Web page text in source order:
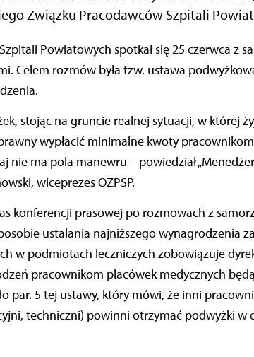
Związku Pracodawców Szpitali
Celem rozmów była tzw. ustawa
stojąc na gruncie realnej sytuacji, w której
wypłacić minimalne kwoty pracownikom
nie ma pola manewru – powiedział
wiceprezes OZPSP.
konferencji prasowej po rozmowach z
ustalania najniższego wynagrodzenia
w podmiotach leczniczych zobowiązuje
pracownikom placówek medycznych
par. 5 tej ustawy, który mówi, że inni
techniczni) powinni otrzymać podwyżki w